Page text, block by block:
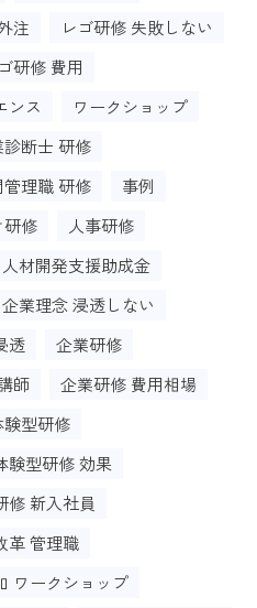
注
レゴ研修 失敗しない
研修 費用
ンス
ワークショップ
断士 研修
管理職 研修
事例
研修
人事研修
人材開発支援助成金
企業理念 浸透しない
透
企業研修
師
企業研修 費用相場
験型研修
験型研修 効果
修 新入社員
革 管理職
ワークショップ